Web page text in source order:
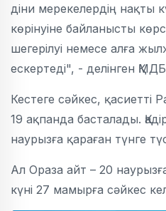
діни мерекелердің нақты
көрінуіне байланысты
шегерілуі немесе алға
ескертеді", - делінген
Кестеге сәйкес,
19 ақпанда басталады.
наурызға қараған түнге
Ал Ораза айт – 20
күні 27 мамырға сәйкес